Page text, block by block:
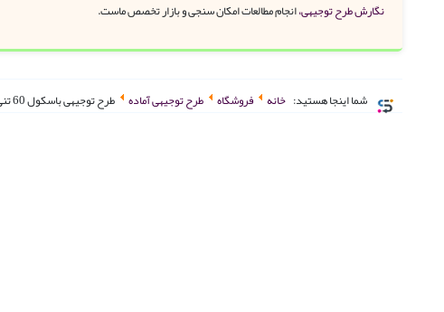
نگارش طرح توجیهی،انجام مطالعات امکان سنجی و بازار تخصص ماست.
شما اینجا هستید: خانه فروشگاه طرح توجیهی آماده طرح توجیهی باسکول 60 تنی